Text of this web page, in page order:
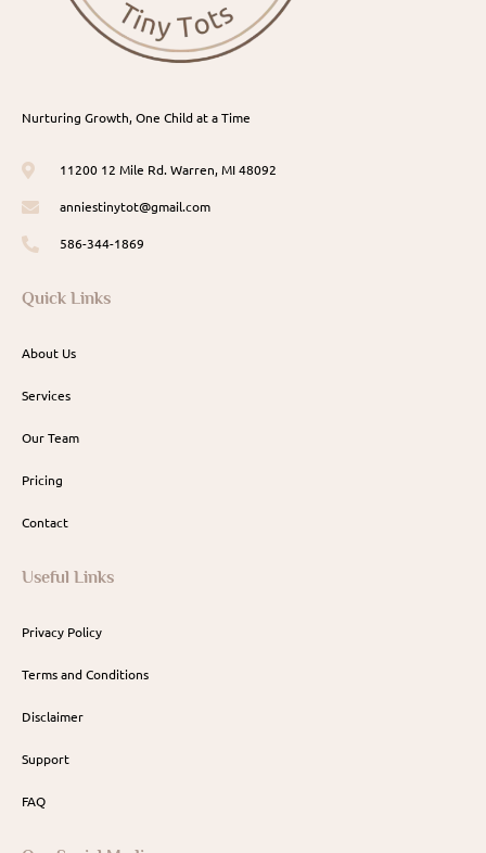
Nurturing Growth, One Child at a Time
11200 12 Mile Rd. Warren, MI 48092
anniestinytot@gmail.com
586-344-1869
Quick Links
About Us
Services
Our Team
Pricing
Contact
Useful Links
Privacy Policy
Terms and Conditions
Disclaimer
Support
FAQ